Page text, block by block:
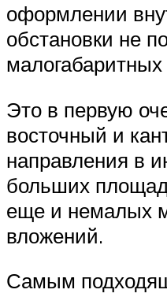
оформлении
обстановки не
Это в первую
восточный и
направления в
больших
еще и немалых
вложений.
Самым